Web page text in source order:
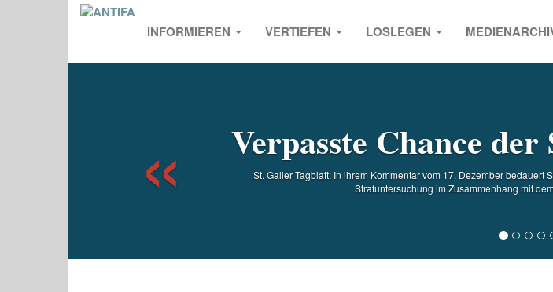
INFORMIEREN VERTIEFEN LOSLEGEN
Verpasste Chance
St. Galler Tagblatt: In ihrem Kommentar vom 17. Dezember bedauert
Strafuntersuchung im Zusammenhang mit